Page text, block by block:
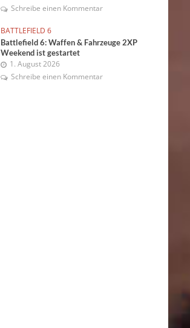
Schreibe einen Kommentar
BATTLEFIELD 6
Battlefield 6: Waffen & Fahrzeuge 2XP
Weekend ist gestartet
1. August 2026
Schreibe einen Kommentar